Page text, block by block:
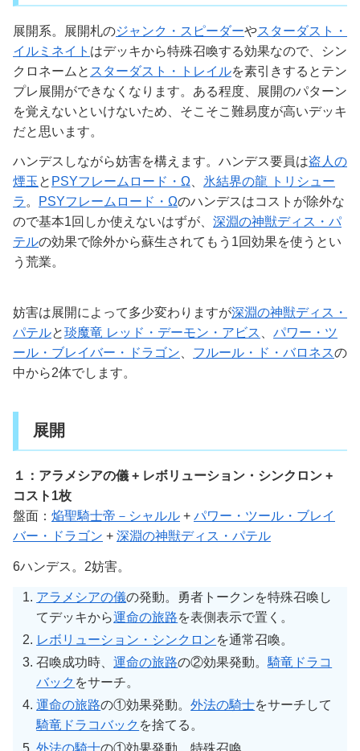
展開系。展開札のジャンク・スピーダーやスターダスト・
イルミネイト はデッキから特殊召喚する効果なので、シン
クロネームと スターダスト・トレイルを素引きするとテン
プレ展開ができなくなります。ある程度、展開のパターン
を覚えないといけないため、そこそこ難易度が高いデッキ
だと思います。
ハンデスしながら妨害を構えます。ハンデス要員は盗人の
煙玉 と PSYフレームロード・Ω
氷結界の龍 トリシュー
ラ 。 PSYフレームロード・Ωのハンデスはコストが除外な
ので基本1回しか使えないはずが、 深淵の神獣ディス・パ
テルの効果で除外から蘇生されてもう1回効果を使うとい
う荒業。
妨害は展開によって多少変わりますが深淵の神獣ディス・
パテルと琰魔竜 レッド・デーモン・アビス
パワー・ツ
ール・ブレイバー・ドラゴン
フルール・ド・バロネスの
中から2体でします。
展開
１：アラメシアの儀 + レボリューション・シンクロン +
コスト1枚
盤面： 焔聖騎士帝－シャルル + パワー・ツール・ブレイ
バー・ドラゴン + 深淵の神獣ディス・パテル
6ハンデス。2妨害。
アラメシアの儀の発動。勇者トークンを特殊召喚し
てデッキから運命の旅路を表側表示で置く。
レボリューション・シンクロンを通常召喚。
召喚成功時、運命の旅路の②効果発動。騎竜ドラコ
バック をサーチ。
運命の旅路の①効果発動。外法の騎士をサーチして
騎竜ドラコバック を捨てる。
外法の騎士の①効果発動。特殊召喚。